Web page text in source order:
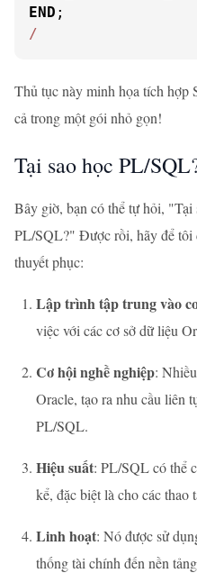
END
/
Thủ tục này minh họa tích
cả trong một gói nhỏ gọn!
Tại sao học PL/
Bây giờ, bạn có thể tự hỏi,
PL/SQL?" Được rồi, hãy để tôi
thuyết phục:
Lập trình tập trung vào
việc với các cơ sở dữ liệu
Cơ hội nghề nghiệp:
Oracle, tạo ra nhu cầu liên
PL/SQL.
Hiệu suất: PL/SQL có thể
kể, đặc biệt là cho các
Linh hoạt: Nó được sử
thống tài chính đến nền